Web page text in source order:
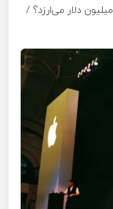
یک ساعت از زمان ایلان ماسک ۱۰۰ میلیون دلار می‌ارزد؟ /